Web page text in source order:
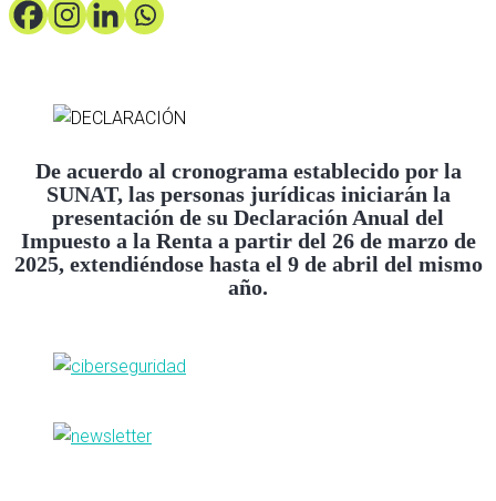
De acuerdo al cronograma establecido por la
SUNAT, las personas jurídicas iniciarán la
presentación de su Declaración Anual del
Impuesto a la Renta a partir del 26 de marzo de
2025, extendiéndose hasta el 9 de abril del mismo
año.